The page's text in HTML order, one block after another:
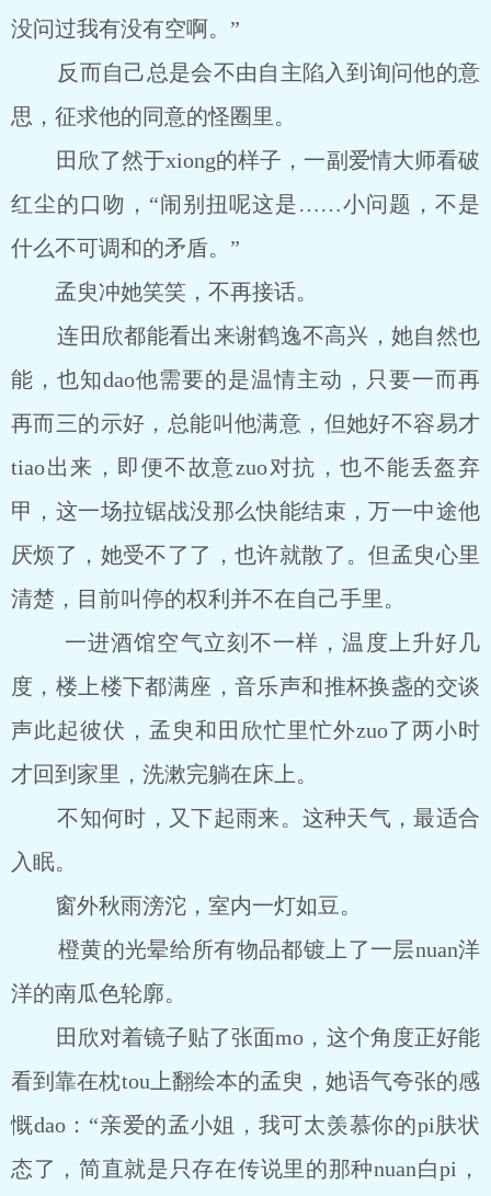
没问过我有没有空啊。”
反而自己总是会不由自主陷入到询问他的意
思，征求他的同意的怪圈里。
田欣了然于xiong的样子，一副爱情大师看破
红尘的口吻，“闹别扭呢这是……小问题，不是
什么不可调和的矛盾。”
孟臾冲她笑笑，不再接话。
连田欣都能看出来谢鹤逸不高兴，她自然也
能，也知dao他需要的是温情主动，只要一而再
再而三的示好，总能叫他满意，但她好不容易才
tiao出来，即便不故意zuo对抗，也不能丢盔弃
甲，这一场拉锯战没那么快能结束，万一中途他
厌烦了，她受不了了，也许就散了。但孟臾心里
清楚，目前叫停的权利并不在自己手里。
一进酒馆空气立刻不一样，温度上升好几
度，楼上楼下都满座，音乐声和推杯换盏的交谈
声此起彼伏，孟臾和田欣忙里忙外zuo了两小时
才回到家里，洗漱完躺在床上。
不知何时，又下起雨来。这种天气，最适合
入眠。
窗外秋雨滂沱，室内一灯如豆。
橙黄的光晕给所有物品都镀上了一层nuan洋
洋的南瓜色轮廓。
田欣对着镜子贴了张面mo，这个角度正好能
看到靠在枕tou上翻绘本的孟臾，她语气夸张的感
慨dao：“亲爱的孟小姐，我可太羡慕你的pi肤状
态了，简直就是只存在传说里的那种nuan白pi，